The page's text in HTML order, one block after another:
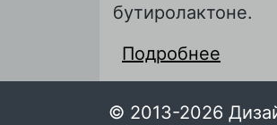
бутиролактоне.
Подробнее
© 2013-2026